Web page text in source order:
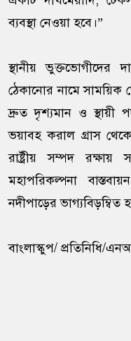
ব্যবস্থা নেওয়া হবে।”
স্থানীয় ভুক্তভোগীদের
ঠেকানোর নামে
দ্রুত দৃশ্যমান ও স্থায়ী
ভয়াবহ করাল গ্রাস
রাষ্ট্রীয় সম্পদ
মহাপরিকল্পনা
নদীপাড়ের ভাগ্যবিড়ম্বিত
বাংলাস্কুপ/ প্রতিনিধি/